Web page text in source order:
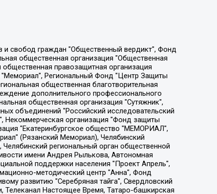
Инициативная группа ЛГБТ+ "Реверс", Алексеев Андрей Викторович, Бекбулатова Таисия Львовна, Беляев Иван Михайлович, Владыкина Елена Сергеевна, Гельман Марат Александрович, Никульшина Вероника Юрьевна, Толоконникова Надежда Андреевна, Шендерович Виктор Анатольевич, Общество с ограниченной ответственностью "Данное сообщение", Общество с ограниченной ответственностью Издательский дом "Новая глава", Айнбиндер Александра Александровна, Московский комьюнити-центр для ЛГБТ+инициатив, Благотворительный фонд развития филантропии, Deutsche Welle (Германия, Kurt-Schumacher-Strasse 3, 53113 Bonn), Борзунова Мария Михайловна, Воробьев Виктор Викторович, Голубева Анна Львовна, Константинова Алла Михайловна, Малкова Ирина Владимировна, Мурадов Мурад Абдулгалимович, Осетинская Елизавета Николаевна, Понасенков Евгений Николаевич, Ганапольский Матвей Юрьевич, Киселев Евгений Алексеевич, Борухович Ирина Григорьевна, Дремин Иван Тимофеевич, Дубровский Дмитрий Викторович, Красноярская региональная общественная организация поддержки и развития альтернативных образовательных технологий и межкультурных коммуникаций "ИНТЕРРА", Маяковская Екатерина Алексеевна, Фейгин Марк Захарович, Филимонов Андрей Викторович, Дзугкоева Регина Николаевна, Доброхотов Роман Александрович, Дудь Юрий Александрович, Елкин Сергей Владимирович, Кругликов Кирилл Игоревич, Сабунаева Мария Леонидовна, Семенов Алексей Владимирович, Шаинян Карен Багратович, Шульман Екатерина Михайловна, Асафьев Артур Валерьевич, Вахштайн Виктор Семенович, Венедиктов Алексей Алексеевич, Лушникова Екатерина Евгеньевна, Волков Леонид Михайлович, Невзоров Александр Глебович, Пархоменко Сергей Борисович, Сироткин Ярослав Николаевич, Кара-Мурза Владимир Владимирович, Баранова Наталья Владимировна, Гозман Леонид Яковлевич, Кагарлицкий Борис Юльевич, Климарев Михаил Валерьевич, Милов Владимир Станиславович, Автономная некоммерческая организация Краснодарский центр современного искусства "Типография", Моргенштерн Алишер Тагирович, Соболь Любовь Эдуардовна, Общество с ограниченной ответственностью "ЛИЗА НОРМ", Каспаров Гарри Кимович, Ходорковский Михаил Борисович, Общество с ограниченной ответственностью "Апрельские тезисы", Данилович Ирина Брониславовна, Кашин Олег Владимирович, Петров Николай Владимирович, Пивоваров Алексей Владимирович, Соколов Михаил Владимирович, Цветкова Юлия Владимировна, Чичваркин Евгений Александрович, Комитет против пыток/Команда против пыток, Общество с ограниченной ответственностью "Первый научный", Общество с ограниченной ответственностью "Вертолет и ко", Белоцерковская Вероника Борисовна, Кац Максим Евгеньевич, Лазарева Татьяна Юрьевна, Шаведдинов Руслан Табризович, Яшин Илья Валерьевич, Общество с ограниченной ответственностью "Иноагент ААВ", Алешковский Дмитрий Петрович, Альбац Евгения Марковна, Быков Дмитрий Львович, Галямина Юлия Евгеньевна, Лойко Сергей Леонидович, Мартынов Кирилл Константинович, Медведев Сергей Александрович, Крашенинников Федор Геннадиевич, Гордеева Катерина Вл